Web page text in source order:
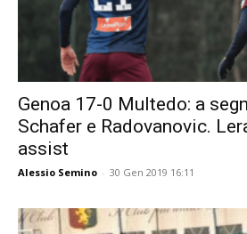
Genoa 17-0 Multedo: a
Schafer e Radovanovic.
assist
Alessio Semino - 30 Gen 2019 16:11